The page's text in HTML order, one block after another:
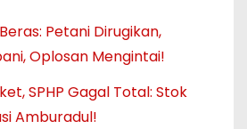
Petani Dirugikan,
Oplosan Mengintai!
SPHP Gagal Total: Stok
Amburadul!